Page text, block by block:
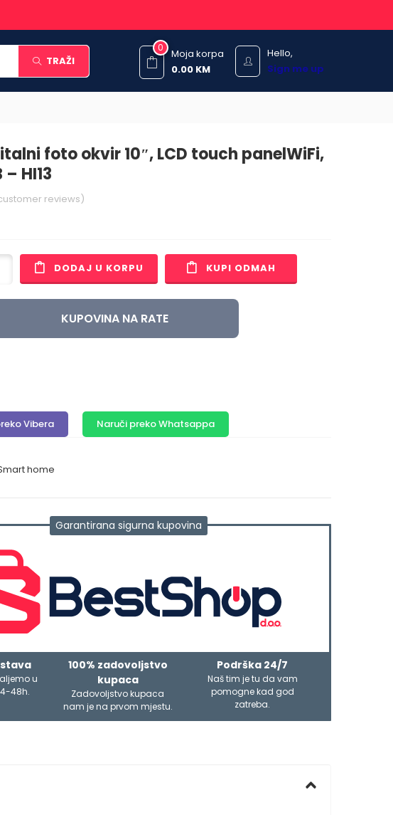
TRAŽI
Hello,
Sign me up
0
Moja korpa
0.00 KM
foto okvir 10″, LCD touch panelWiFi,
HI13
reviews)
DODAJ U KORPU KUPI ODMAH
KUPOVINA NA RATE
Vibera Naruči preko Whatsappa
home
Garantirana sigurna kupovina
u
48h.
100% zadovoljstvo
kupaca
Zadovoljstvo kupaca
nam je na prvom mjestu.
Podrška 24/7
Naš tim je tu da vam
pomogne kad god
zatreba.